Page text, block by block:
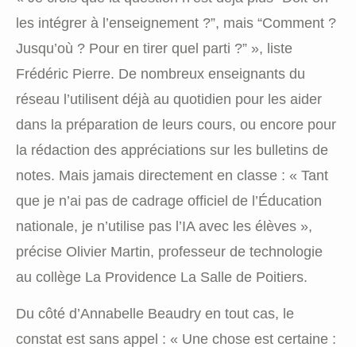
les intégrer à l’enseignement ?”, mais “Comment ?
Jusqu’où ? Pour en tirer quel parti ?” », liste
Frédéric Pierre. De nombreux enseignants du
réseau l’utilisent déjà au quotidien pour les aider
dans la préparation de leurs cours, ou encore pour
la rédaction des appréciations sur les bulletins de
notes. Mais jamais directement en classe : « Tant
que je n’ai pas de cadrage officiel de l’Éducation
nationale, je n’utilise pas l’IA avec les élèves »,
précise Olivier Martin, professeur de technologie
au collège La Providence La Salle de Poitiers.
Du côté d’Annabelle Beaudry en tout cas, le
constat est sans appel : « Une chose est certaine :